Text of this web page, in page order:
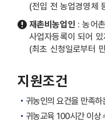
(전입 전 농업경영체
재촌비농업인 : 농어
사업자등록이 되어
(최초 신청일로부터
지원조건
귀농인의 요건을 만족하
귀농교육 100시간 이